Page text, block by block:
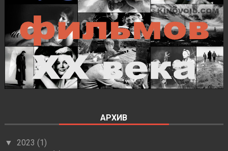
АРХИВ
▼ 2023 (1)